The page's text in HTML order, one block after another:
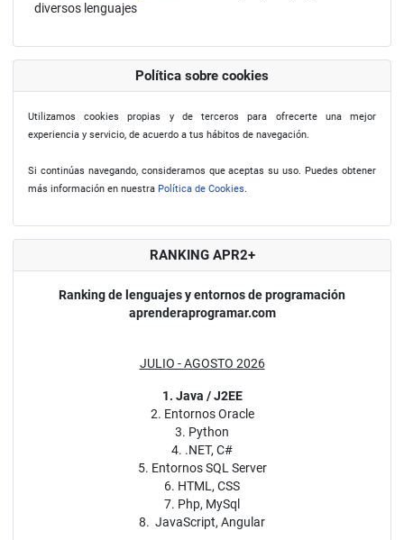
diversos lenguajes
Política sobre cookies
Utilizamos cookies propias y de terceros para ofrecerte una mejor
experiencia y servicio, de acuerdo a tus hábitos de navegación.
Si continúas navegando, consideramos que aceptas su uso. Puedes obtener
más información en nuestra Política de Cookies.
RANKING APR2+
Ranking de lenguajes y entornos de programación
aprenderaprogramar.com
JULIO - AGOSTO 2026
1. Java / J2EE
2. Entornos Oracle
3. Python
4. .NET, C#
5. Entornos SQL Server
6. HTML, CSS
7. Php, MySql
8. JavaScript, Angular